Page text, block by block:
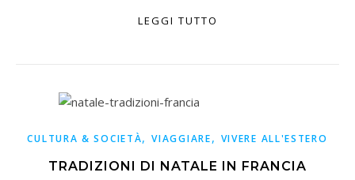
LEGGI TUTTO
CULTURA & SOCIETÀ,VIAGGIARE, VIVERE ALL'ESTERO
TRADIZIONI DI NATALE IN FRANCIA